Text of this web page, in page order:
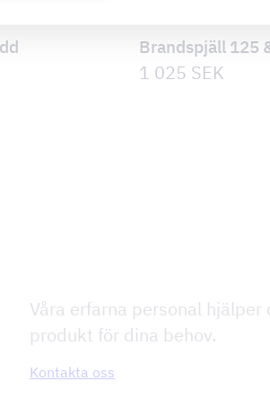
Brandspjäll 125
1 025 SEK
Våra erfarna personal
produkt för dina behov.
Kontakta oss